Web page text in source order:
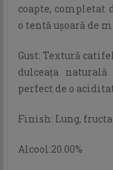
coapte, completat
o tentă ușoară de
Gust: Textură
dulceața
perfect de o
Finish: Lung,
Alcool:20.00%